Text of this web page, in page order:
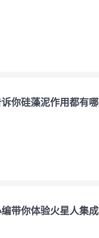
诉你硅藻泥作用都有
编带你体验火星人集